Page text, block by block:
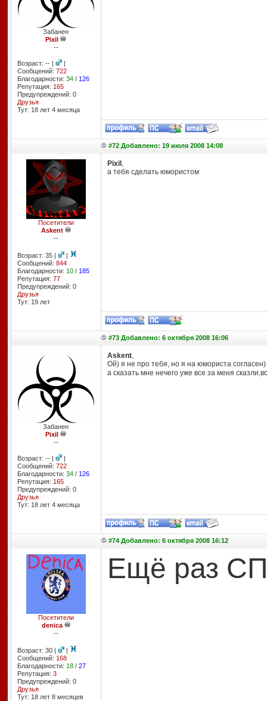
Забанен
Pixil
--
Возраст: -- |
|
Сообщений: 722
Благодарности: 34/ 126
Репутация: 165
Предупреждений: 0
Друзья
Тут: 18 лет 4 месяцa
#72 Добавлено: 19 июля 2008 14:08
Посетители
Askent
--
Возраст: 35 |
|
Сообщений: 844
Благодарности: 10/ 185
Репутация: 77
Предупреждений: 0
Друзья
Тут: 19 лет
Pixil ,
а тебя сделать юмористом
#73 Добавлено: 6 октября 2008 16:06
Забанен
Pixil
--
Возраст: -- |
|
Сообщений: 722
Благодарности: 34/ 126
Репутация: 165
Предупреждений: 0
Друзья
Тут: 18 лет 4 месяцa
Askent,
Ой) я не про тебя, но я на юмориста согласен)
а сказать мне нечего уже все за меня
#74 Добавлено: 6 октября 2008 16:12
Посетители
denica
--
Возраст: 30 |
|
Сообщений: 168
Благодарности: 18/ 27
Репутация: 3
Предупреждений: 0
Друзья
Тут: 18 лет 8 месяцев
Ещё раз